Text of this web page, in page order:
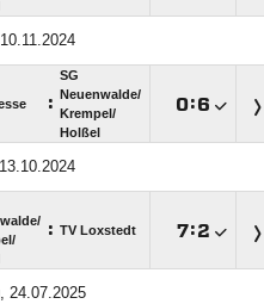
:
SG
Neuenwalde/​
Krempel/​
Holßel
:
: TV Loxstedt :
24.07.2025